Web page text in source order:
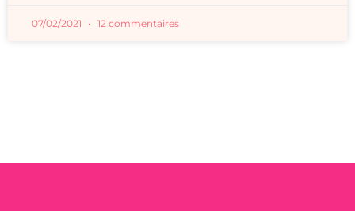
07/02/2021 12 commentaires